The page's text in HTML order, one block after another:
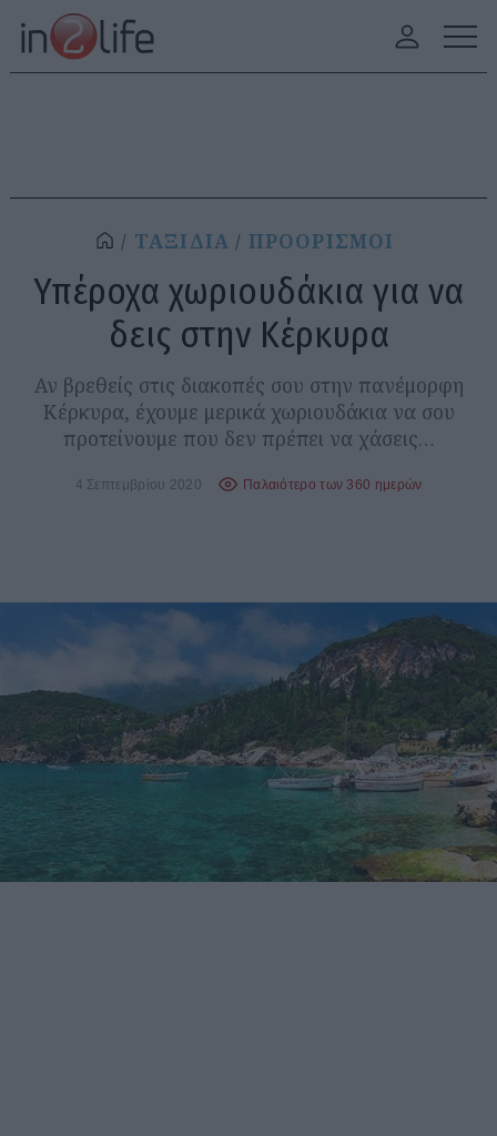
ΤΑΞΙΔΙΑ ΠΡΟΟΡΙΣΜΟΙ
Υπέροχα χωριουδάκια για να
δεις στην Κέρκυρα
Αν βρεθείς στις διακοπές σου στην πανέμορφη
Κέρκυρα, έχουμε μερικά χωριουδάκια να σου
προτείνουμε που δεν πρέπει να χάσεις…
4 Σεπτεμβρίου 2020 Παλαιότερο των 360 ημερών